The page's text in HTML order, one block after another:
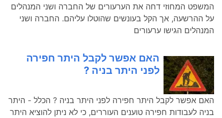
המשפט המחוזי דחה את הערעורים של החברה ושני המנהלים
על ההרשעה, אך הקל בעונשים שהוטלו עליהם. החברה ושני
המנהלים הגישו ערעורים
האם אפשר לקבל היתר חפירה
לפני היתר בניה ?
האם אפשר לקבל היתר חפירה לפני היתר בניה ? הכלל - היתר
בניה לעבודות חפירה טוענים העוררים, כי לא ניתן להוציא היתר